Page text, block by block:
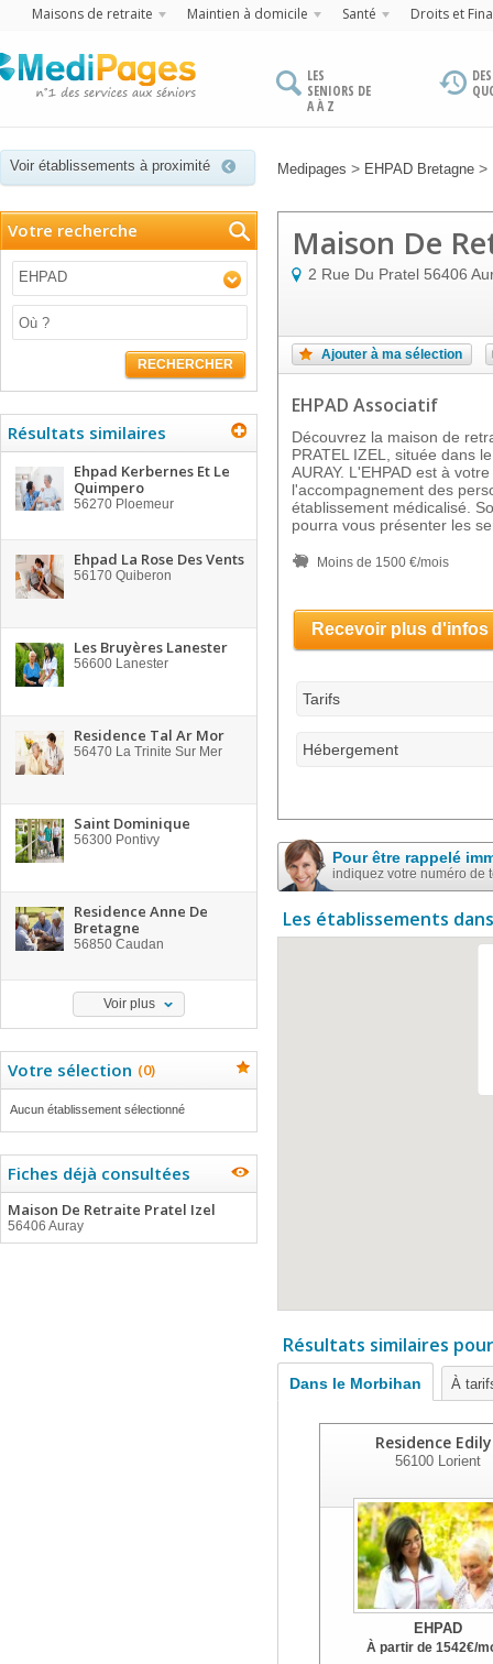
Maisons de retraite Maintien à domicile Santé Droits et
LES
SENIORS DE
A À Z
Voir établissements à proximité Medipages > EHPAD Bretagne >
Votre recherche
EHPAD
RECHERCHER
Résultats similaires
Ehpad Kerbernes Et Le
Quimpero
56270 Ploemeur
Ehpad La Rose Des Vents
56170 Quiberon
Les Bruyères Lanester
56600 Lanester
Residence Tal Ar Mor
56470 La Trinite Sur Mer
Saint Dominique
56300 Pontivy
Residence Anne De
Bretagne
56850 Caudan
Voir plus
Votre sélection (0)
Aucun établissement sélectionné
Fiches déjà consultées
Maison De Retraite Pratel Izel
56406 Auray
Maison De
2 Rue Du Pratel 56406
Ajouter à ma sélection
EHPAD Associatif
Découvrez la maison de
PRATEL IZEL, située dans
AURAY. L'EHPAD est à
l'accompagnement des
établissement médicalisé.
pourra vous présenter les
Moins de 1500 €/mois
Recevoir plus d'infos
Tarifs
Hébergement
Pour être rappelé
indiquez votre numéro de
Les établissements
Résultats similaires
Dans le Morbihan À
Residence
56100Lorient
EHPAD
À partir de 1542€/